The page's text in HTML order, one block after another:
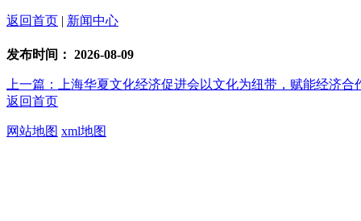
返回首页 | 新闻中心
发布时间： 2026-08-09
上一篇：上海华夏文化经济促进会以文化为纽带，赋能经济合
返回首页
网站地图 xml地图